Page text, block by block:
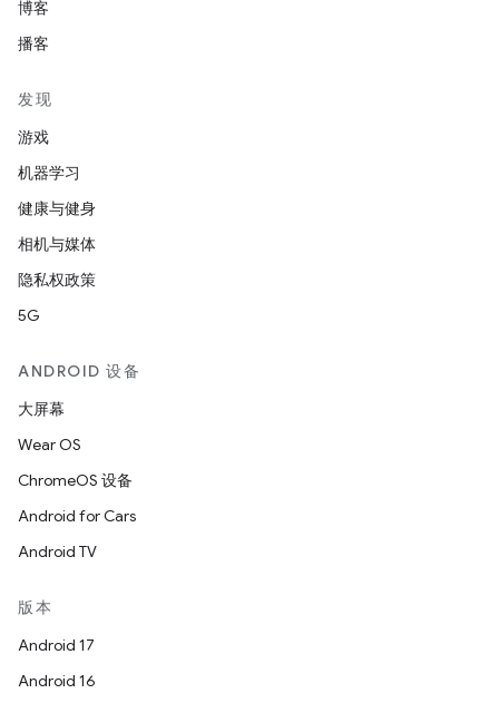
博客
播客
发现
游戏
机器学习
健康与健身
相机与媒体
隐私权政策
5G
ANDROID 设备
大屏幕
Wear OS
ChromeOS 设备
Android for Cars
Android TV
版本
Android 17
Android 16